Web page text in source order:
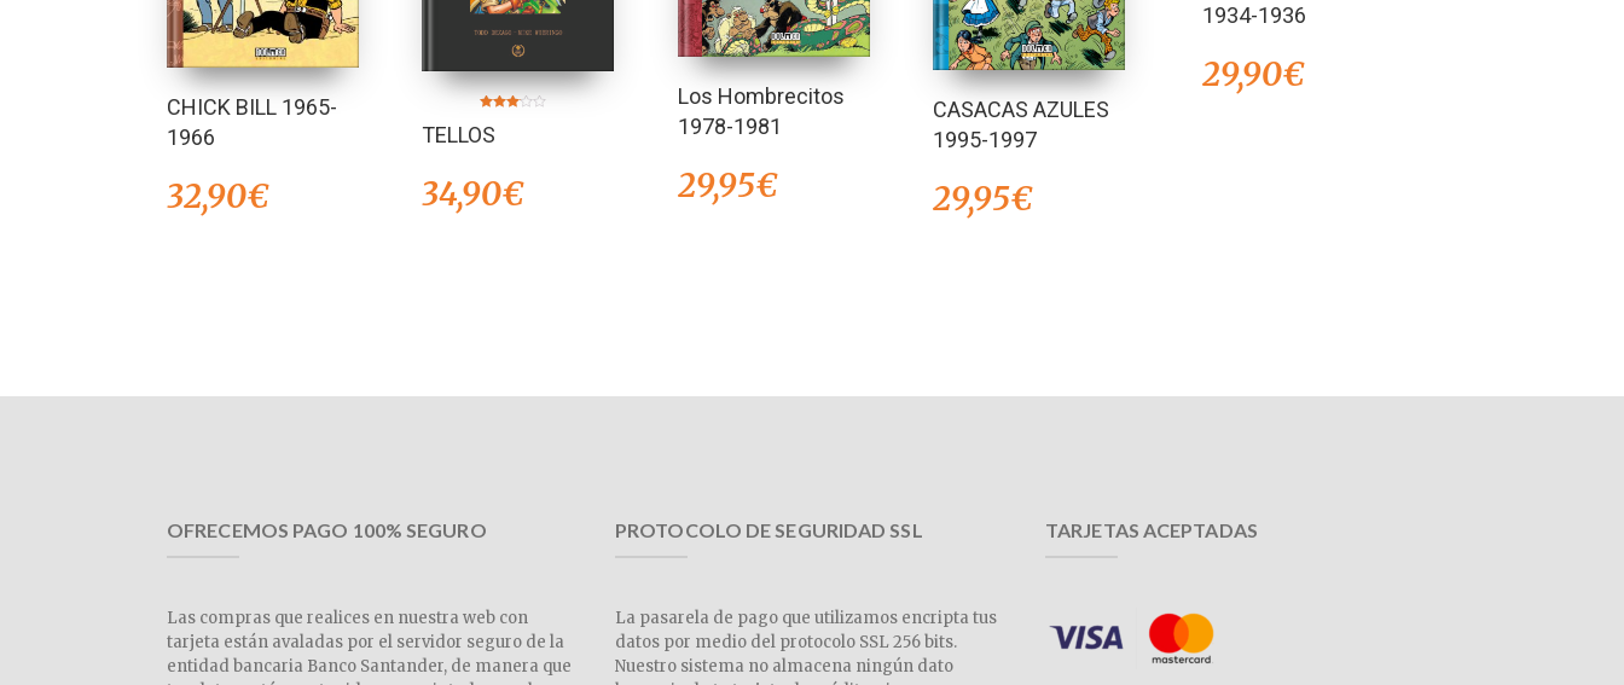
CHICK BILL 1965-
1966
32,90€
en
3.00
TELLOS
34,90€
Los Hombrecitos
1978-1981
29,95€
CASACAS AZULES
1995-1997
29,95€
1934-1936
29,90€
OFRECEMOS PAGO 100% SEGURO
Las compras que realices en nuestra web con
tarjeta están avaladas por el servidor seguro de la
entidad bancaria Banco Santander, de manera que
PROTOCOLO DE SEGURIDAD SSL
La pasarela de pago que utilizamos encripta tus
datos por medio del protocolo SSL 256 bits.
Nuestro sistema no almacena ningún dato
TARJETAS ACEPTADAS